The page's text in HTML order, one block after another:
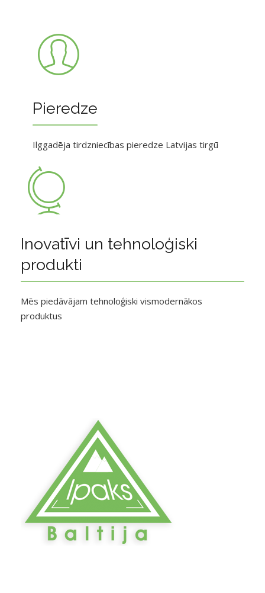
Pieredze
Ilggadēja tirdzniecības pieredze Latvijas tirgū
Inovatīvi un tehnoloģiski
produkti
Mēs piedāvājam tehnoloģiski vismodernākos
produktus